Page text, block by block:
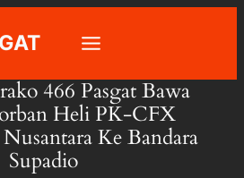
466 Pasgat Bawa
Heli PK-CFX
Ke Bandara
Supadio